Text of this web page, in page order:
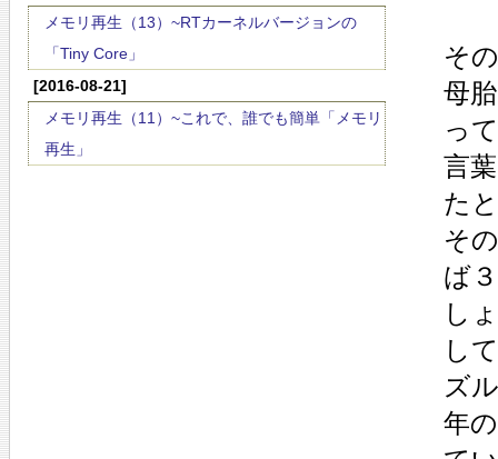
メモリ再生（13）~RTカーネルバージョンの
「Tiny Core」
[2016-08-21]
メモリ再生（11）~これで、誰でも簡単「メモリ
再生」
そ
母
っ
言
た
そ
ば
し
し
ズ
年